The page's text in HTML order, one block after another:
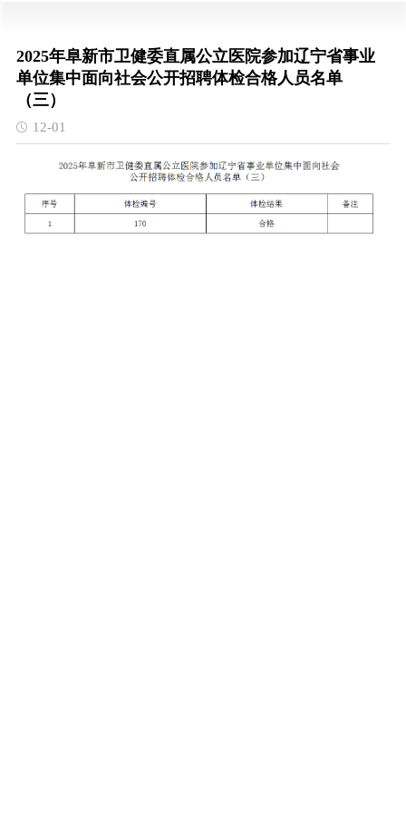
2025年阜新市卫健委直属公立医院参加辽宁省事业
单位集中面向社会公开招聘体检合格人员名单
（三）
12-01